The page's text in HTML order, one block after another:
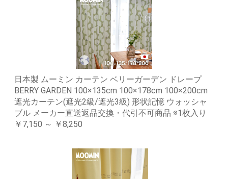
日本製 ムーミン カーテン ベリーガーデン ドレープ
BERRY GARDEN 100×135cm 100×178cm 100×200cm
遮光カーテン(遮光2級/遮光3級) 形状記憶 ウォッシャ
ブル メーカー直送返品交換・代引不可商品 ※1枚入り
￥7,150 ～ ￥8,250